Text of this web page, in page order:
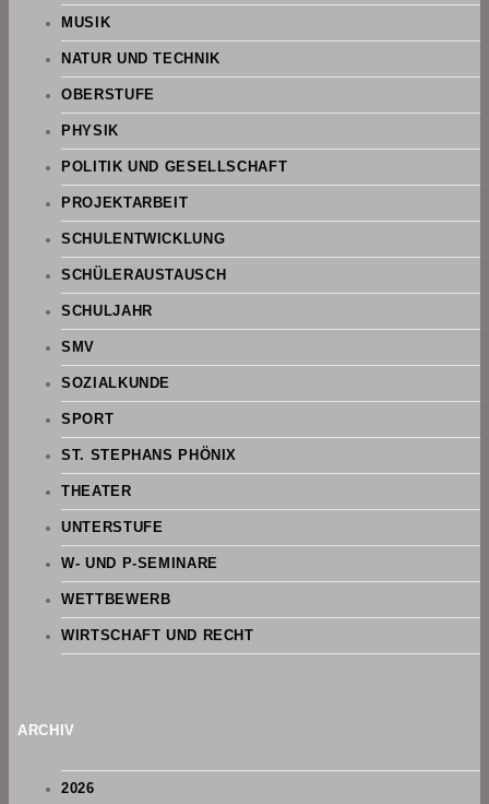
MUSIK
NATUR UND TECHNIK
OBERSTUFE
PHYSIK
POLITIK UND GESELLSCHAFT
PROJEKTARBEIT
SCHULENTWICKLUNG
SCHÜLERAUSTAUSCH
SCHULJAHR
SMV
SOZIALKUNDE
SPORT
ST. STEPHANS PHÖNIX
THEATER
UNTERSTUFE
W- UND P-SEMINARE
WETTBEWERB
WIRTSCHAFT UND RECHT
ARCHIV
2026